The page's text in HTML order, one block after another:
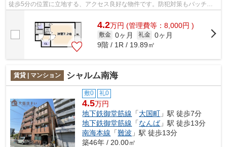
徒歩5分の位置に立地する、アクセス良好な物件です。防犯対策もバッチリ
4.2万円 (管理費等：8,000円 )
敷金 0ヶ月 礼金 0ヶ月
9階 / 1R / 19.89㎡
賃貸 | マンション シャルム南海
敷0 礼0
4.5万円
地下鉄御堂筋線 「大国町 」駅 徒歩7分
地下鉄御堂筋線 「なんば」駅 徒歩13分
南海本線 「難波 」駅 徒歩13分
築46年 / 20.00㎡